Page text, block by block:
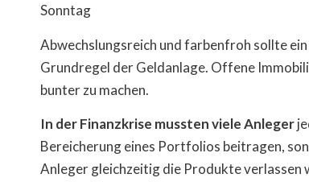
Sonntag
Abwechslungsreich und farbenfroh sollte
Grundregel der Geldanlage. Offene
bunter zu machen.
In der Finanzkrise mussten viele Anleger
Bereicherung eines Portfolios beitragen,
Anleger gleichzeitig die Produkte verlassen